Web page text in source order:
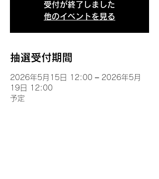
受付が終了しました
他のイベントを見る
抽選受付期間
2026年5月15日 12:00 – 2026年5月
19日 12:00
予定